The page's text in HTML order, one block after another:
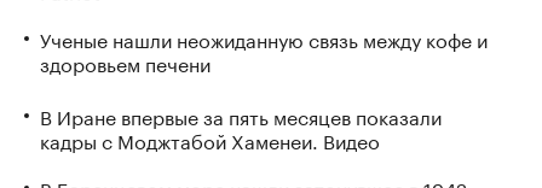
Ученые нашли неожиданную связь между кофе и
здоровьем печени
В Иране впервые за пять месяцев показали
кадры с Моджтабой Хаменеи. Видео